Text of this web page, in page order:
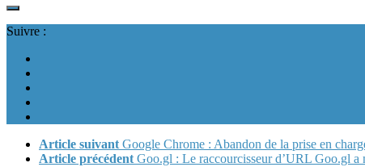
Suivre :
Article suivant Google Chrome : Abandon de la prise en
Article précédent Goo.gl : Le raccourcisseur d’URL Goo.gl a